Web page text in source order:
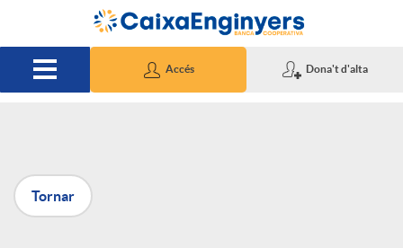
Salta al contingut principal
Accés Dona't d'alta
P
u
Tornar